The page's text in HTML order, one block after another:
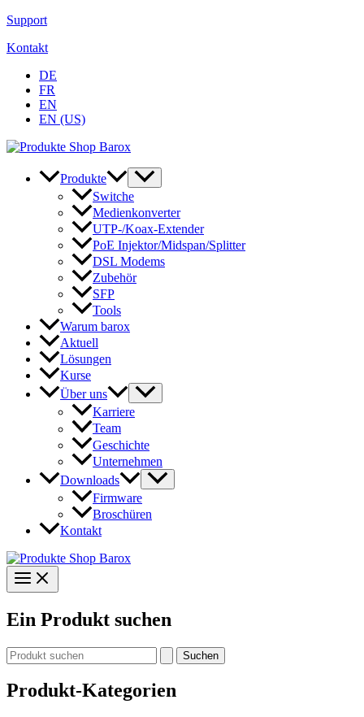
Zum
springen
Support
Kontakt
DE
FR
EN
EN (US)
Produkte
Switche
Medienkonverter
UTP-/Koax-Extender
PoE Injektor/Midspan/Splitter
DSL Modems
Zubehör
SFP
Tools
Warum barox
Aktuell
Lösungen
Kurse
Über uns
Karriere
Team
Geschichte
Unternehmen
Downloads
Firmware
Broschüren
Kontakt
Ein Produkt suchen
Suchen
nach:
Produkt-Kategorien